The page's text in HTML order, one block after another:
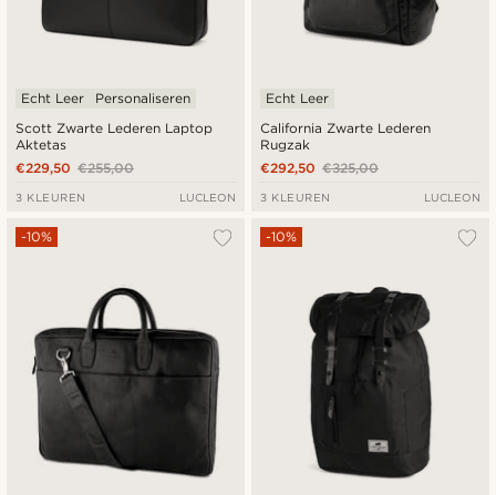
Scott Zwarte Lederen Laptop
Aktetas
Echt Leer Personaliseren
€255,00
€229,50
3 KLEUREN LUCLEON
California Zwarte Lederen
Rugzak
Echt Leer
€325,00
€292,50
3 KLEUREN LUCLEON
-10% -10%